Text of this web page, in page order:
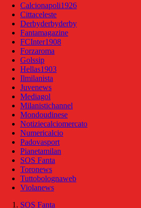
Calcionapoli1926
Cittaceleste
Derbyderbyderby
Fantamagazine
FCInter1908
Forzaroma
Golssip
Hellas1903
Ilmilanista
Juvenews
Mediagol
Milanistichannel
Mondoudinese
Notiziecalciomercato
Numericalcio
Padovasport
Pianetamilan
SOS Fanta
Toronews
Tuttobolognaweb
Violanews
SOS Fanta